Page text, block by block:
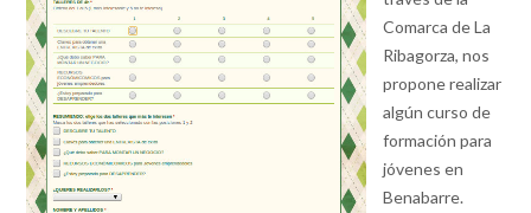
Comarca de La
Ribagorza, nos
propone realizar
algún curso de
formación para
jóvenes en
Benabarre.